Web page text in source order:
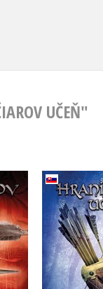
UČEŇ"
-
Kniha